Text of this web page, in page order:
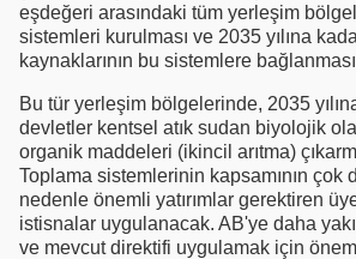
eşdeğeri arasındaki tüm yerleşim
sistemleri kurulması ve 2035 yılına
kaynaklarının bu sistemlere
Bu tür yerleşim bölgelerinde, 2035
devletler kentsel atık sudan biyolojik
organik maddeleri (ikincil arıtma)
Toplama sistemlerinin kapsamının çok
nedenle önemli yatırımlar gerektiren
istisnalar uygulanacak. AB'ye daha
ve mevcut direktifi uygulamak için